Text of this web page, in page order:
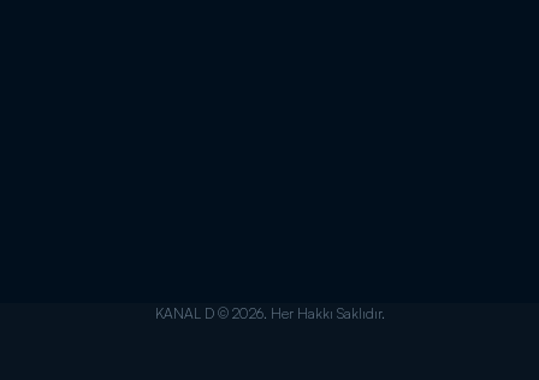
KANAL D © 2026. Her Hakkı Saklıdır.